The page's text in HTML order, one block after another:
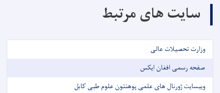
سایت های مرتبط
وزارت تحصیلات عالی
صفحه رسمی افغان ایکس
ویبسایت ژورنال های علمی پوهنتون علوم طبی کابل